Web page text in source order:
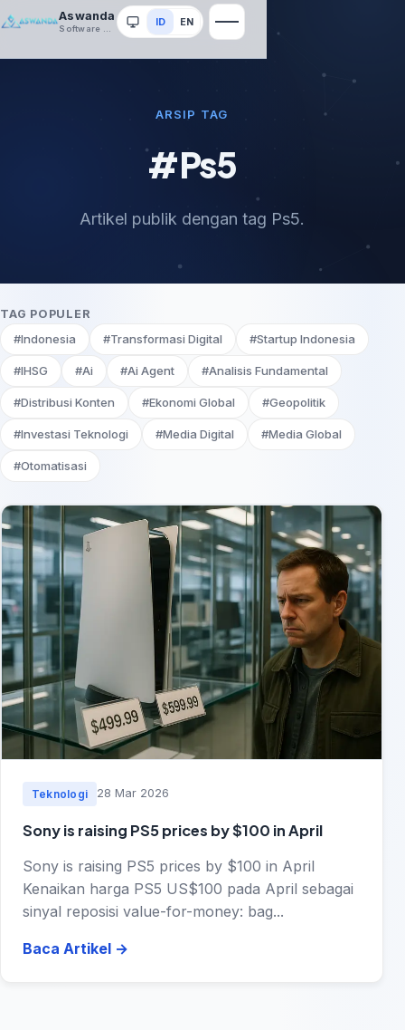
Aswanda
Sistem
ID EN
ARSIP TAG
#Ps5
Artikel publik dengan tag Ps5.
TAG POPULER
#Indonesia #Transformasi Digital #Startup Indonesia
#IHSG #Ai #Ai Agent #Analisis Fundamental
#Distribusi Konten #Ekonomi Global #Geopolitik
#Investasi Teknologi #Media Digital #Media Global
#Otomatisasi
Teknologi 28 Mar 2026
Sony is raising PS5 prices by $100 in April
Sony is raising PS5 prices by $100 in April
Kenaikan harga PS5 US$100 pada April sebagai
sinyal reposisi value-for-money: bag...
Baca Artikel →